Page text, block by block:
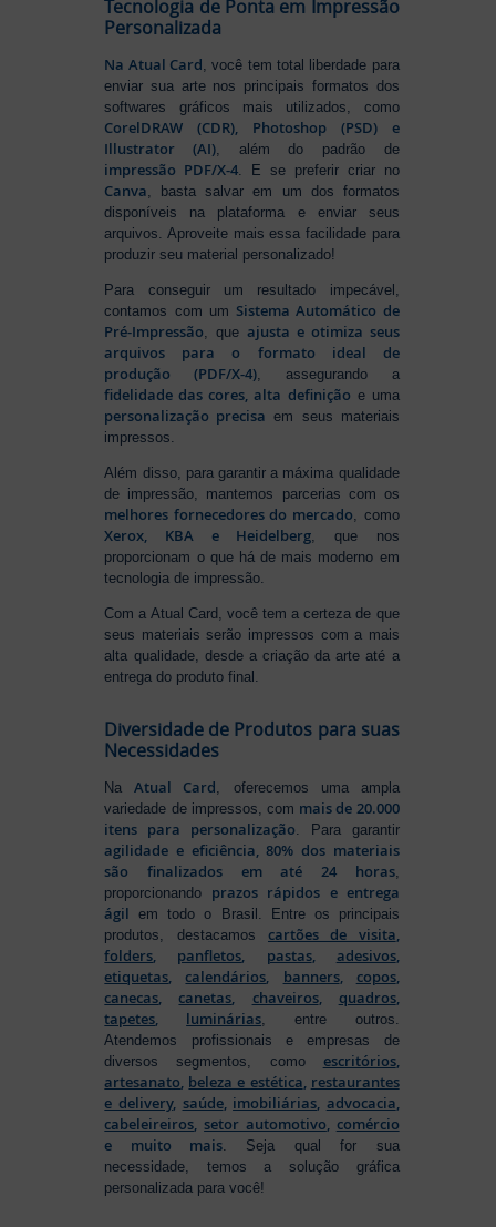
Tecnologia de Ponta em Impressão
Personalizada
Na Atual Card , você tem total liberdade para
enviar sua arte nos principais formatos dos
softwares gráficos mais utilizados, como
CorelDRAW (CDR), Photoshop (PSD) e
Illustrator (AI) , além do padrão de
impressão PDF/X-4 . E se preferir criar no
Canva , basta salvar em um dos formatos
disponíveis na plataforma e enviar seus
arquivos. Aproveite mais essa facilidade para
produzir seu material personalizado!
Para conseguir um resultado impecável,
contamos com um Sistema Automático de
Pré-Impressão , queajusta e otimiza seus
arquivos para o formato ideal de
produção (PDF/X-4) , assegurando a
fidelidade das cores, alta definição e uma
personalização precisa em seus materiais
impressos.
Além disso, para garantir a máxima qualidade
de impressão, mantemos parcerias com os
melhores fornecedores do mercado , como
Xerox, KBA e Heidelberg , que nos
proporcionam o que há de mais moderno em
tecnologia de impressão.
Com a Atual Card, você tem a certeza de que
seus materiais serão impressos com a mais
alta qualidade, desde a criação da arte até a
entrega do produto final.
Diversidade de Produtos para suas
Necessidades
NaAtual Card, oferecemos uma ampla
variedade de impressos, com mais de 20.000
itens para personalização. Para garantir
agilidade e eficiência, 80% dos materiais
são finalizados em até 24 horas,
proporcionando prazos rápidos e entrega
ágil em todo o Brasil. Entre os principais
produtos, destacamos cartões de visita,
folders, panfletos, pastas, adesivos,
etiquetas,calendários, banners, copos,
canecas,canetas, chaveiros, quadros,
tapetes, luminárias, entre outros.
Atendemos profissionais e empresas de
diversos segmentos, como escritórios,
artesanato, beleza e estética, restaurantes
e delivery, saúde, imobiliárias, advocacia,
cabeleireiros, setor automotivo, comércio
e muito mais. Seja qual for sua
necessidade, temos a solução gráfica
personalizada para você!